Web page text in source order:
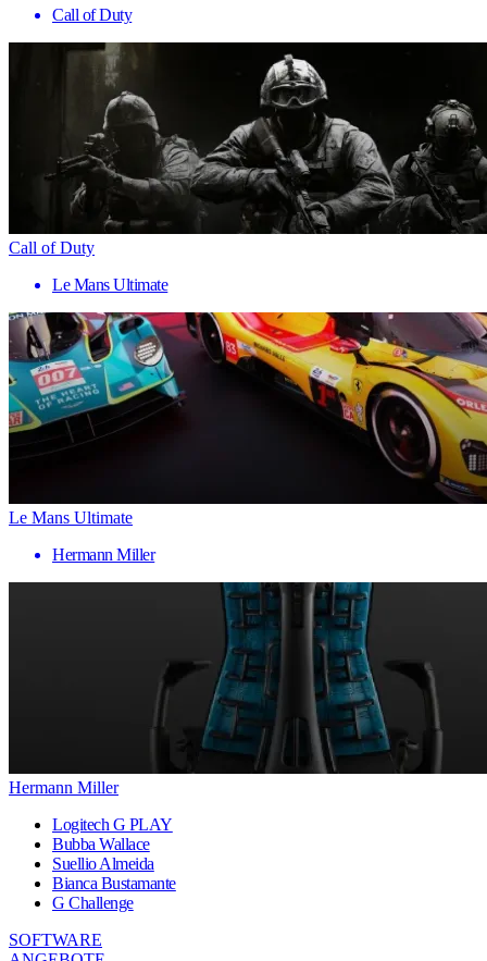
Call of Duty
Call of Duty
Le Mans Ultimate
Le Mans Ultimate
Hermann Miller
Hermann Miller
Logitech G PLAY
Bubba Wallace
Suellio Almeida
Bianca Bustamante
G Challenge
SOFTWARE